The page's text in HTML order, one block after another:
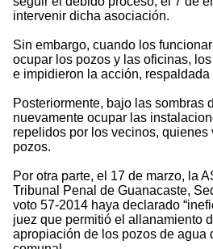
intervenir dicha asociación.
Sin embargo, cuando los
ocupar los pozos y las oficinas,
e impidieron la acción,
Posteriormente, bajo las sombras
nuevamente ocupar las
repelidos por los vecinos,
pozos.
Por otra parte, el 17 de marzo, la
Tribunal Penal de Guanacaste,
voto 57-2014 haya declarado
juez que permitió el allanamiento
apropiación de los pozos de agua